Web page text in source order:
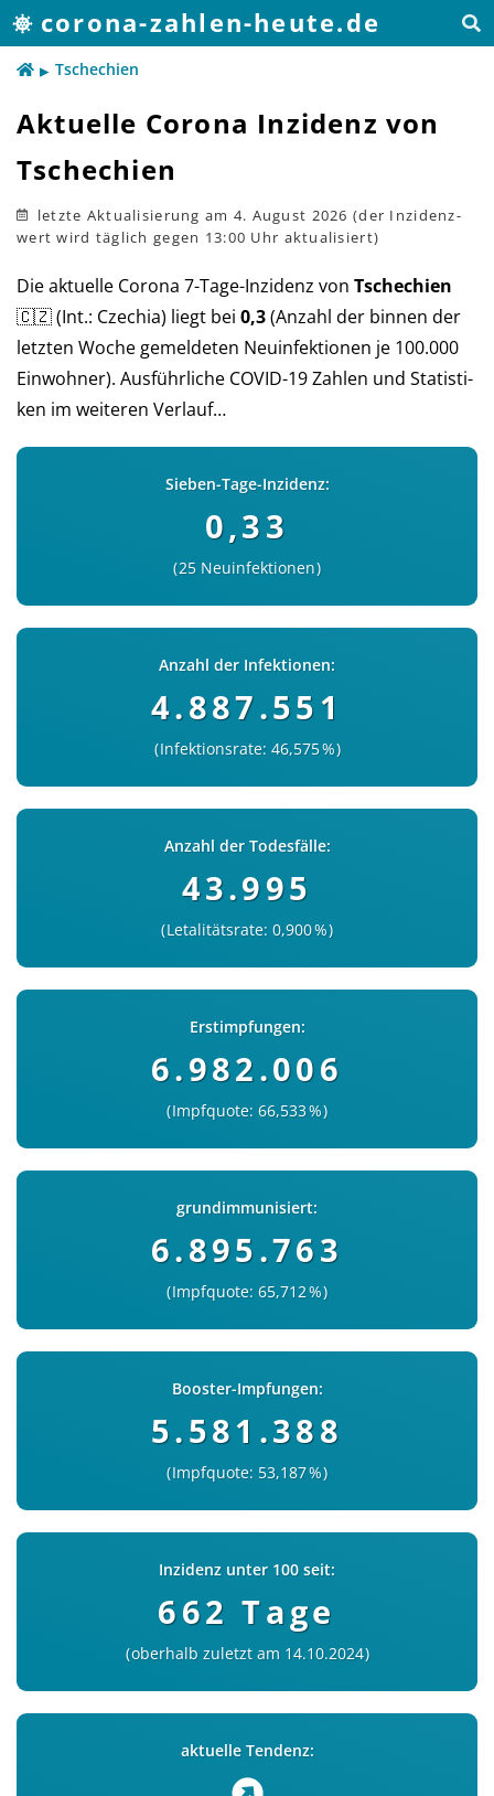
corona-zahlen-heute.de
Tschechien
Aktuelle Corona Inzidenz von
Tschechien
​letzte Aktualisierung am 4. August 2026
Die aktuelle Corona 7-Tage-Inzidenz von Tschechien
🇨🇿 (Int.: Czechia) liegt bei 0,3(An­zahl der bin­nen der
letz­ten Woche ge­mel­deten Neu­in­fek­tio­nen je 100.000
Ein­woh­ner). Aus­führ­liche COVID-19 Zah­len und Sta­tis­ti­
ken im wei­teren Verlauf…
Sieben-Tage-Inzidenz:
0,33
25 Neuinfektionen
Anzahl der Infektionen:
4.887.551
Infektionsrate: 46,575 %
Anzahl der Todesfälle:
43.995
Letalitätsrate: 0,900 %
Erstimpfungen:
6.982.006
Impfquote: 66,533 %
grundimmunisiert:
6.895.763
Impfquote: 65,712 %
Booster-Impfungen:
5.581.388
Impfquote: 53,187 %
Inzidenz unter 100 seit:
662 Tage
oberhalb zuletzt am 14.10.2024
aktuelle Tendenz: